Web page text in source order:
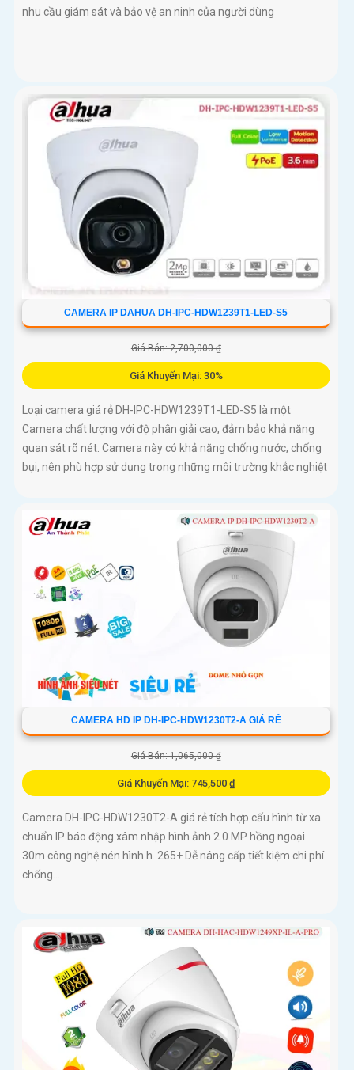
nhu cầu giám sát và bảo vệ an ninh của người dùng
CAMERA IP DAHUA DH-IPC-HDW1239T1-LED-S5
Giá Bán: 2,700,000 ₫
Giá Khuyến Mại: 30%
Loại camera giá rẻ DH-IPC-HDW1239T1-LED-S5 là một
Camera chất lượng với độ phân giải cao, đảm bảo khả năng
quan sát rõ nét. Camera này có khả năng chống nước, chống
bụi, nên phù hợp sử dụng trong những môi trường khắc nghiệt
CAMERA HD IP DH-IPC-HDW1230T2-A GIÁ RẺ
Giá Bán: 1,065,000 ₫
Giá Khuyến Mại: 745,500 ₫
Camera DH-IPC-HDW1230T2-A giá rẻ tích hợp cấu hình từ xa
chuẩn IP báo động xâm nhập hình ảnh 2.0 MP hồng ngoại
30m công nghệ nén hình h. 265+ Dễ nâng cấp tiết kiệm chi phí
chống...